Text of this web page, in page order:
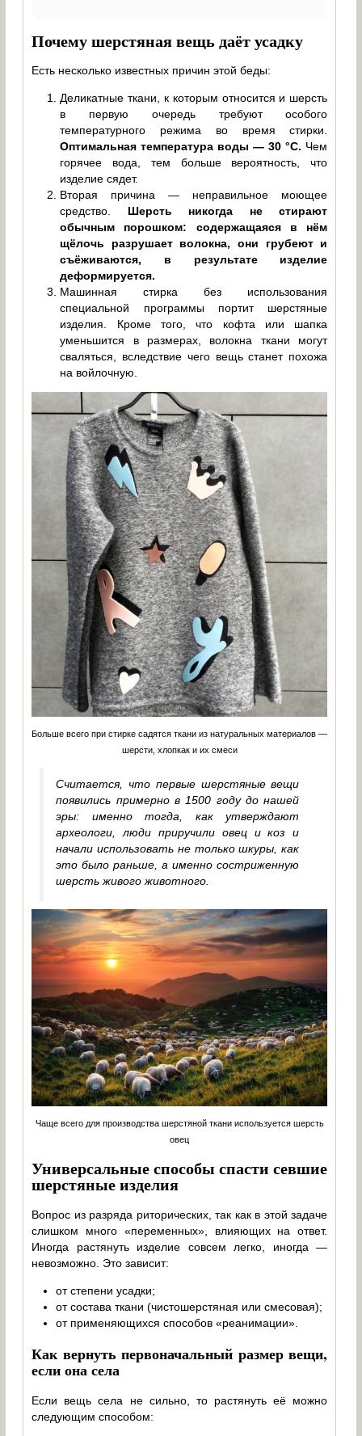
Почему шерстяная вещь даёт усадку
Есть несколько известных причин этой беды:
Деликатные ткани, к которым относится и шерсть
в первую очередь требуют особого
температурного режима во время стирки.
Оптимальная температура воды — 30 °C. Чем
горячее вода, тем больше вероятность, что
изделие сядет.
Вторая причина — неправильное моющее
средство. Шерсть никогда не стирают
обычным порошком: содержащаяся в нём
щёлочь разрушает волокна, они грубеют и
съёживаются, в результате изделие
деформируется.
Машинная стирка без использования
специальной программы портит шерстяные
изделия. Кроме того, что кофта или шапка
уменьшится в размерах, волокна ткани могут
сваляться, вследствие чего вещь станет похожа
на войлочную.
Больше всего при стирке садятся ткани из натуральных материалов —
шерсти, хлопкак и их смеси
Считается, что первые шерстяные вещи
появились примерно в 1500 году до нашей
эры: именно тогда, как утверждают
археологи, люди приручили овец и коз и
начали использовать не только шкуры, как
это было раньше, а именно состриженную
шерсть живого животного.
Чаще всего для производства шерстяной ткани используется шерсть
овец
Универсальные способы спасти севшие
шерстяные изделия
Вопрос из разряда риторических, так как в этой задаче
слишком много «переменных», влияющих на ответ.
Иногда растянуть изделие совсем легко, иногда —
невозможно. Это зависит:
от степени усадки;
от состава ткани (чистошерстяная или смесовая);
от применяющихся способов «реанимации».
Как вернуть первоначальный размер вещи,
если она села
Если вещь села не сильно, то растянуть её можно
следующим способом: